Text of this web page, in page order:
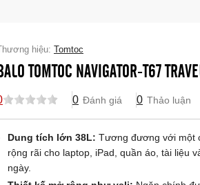
hiệu: Tomtoc
BALO TOMTOC NAVIGATOR-T67
0 Đánh giá 0 Thảo luận
Dung tích lớn 38L: Tương đương với một
rộng rãi cho laptop, iPad, quần áo, tài liệu
ngày.